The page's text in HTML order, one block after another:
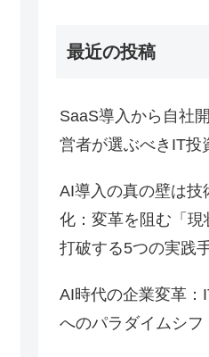
最近の投稿
SaaS導入から自社
営者が選ぶべきIT投
AI導入の真の壁は技
化：変革を阻む「
打破する5つの実践
AI時代の企業変革：
へのパラダイムシフ